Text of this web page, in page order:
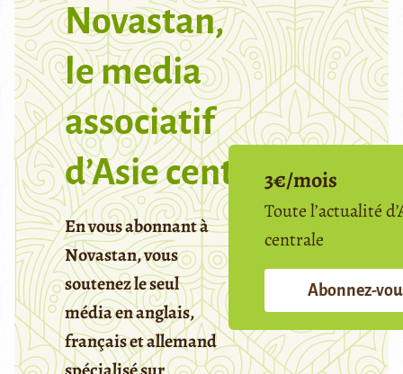
Novastan,
le media
associatif
d’Asie centrale
En vous abonnant à
Novastan, vous
soutenez le seul
média en anglais,
français et allemand
3€/mois
Toute l’actualité
centrale
Abonnez-